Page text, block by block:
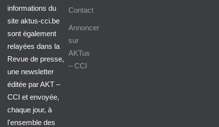
informations du
site aktus-cci.be
sont également
relayées dans la
Revue de presse,
une newsletter
éditée par AKT –
CCI et envoyée,
chaque jour, à
l'ensemble des
Contact
Annoncer
sur
AKTus
– CCI